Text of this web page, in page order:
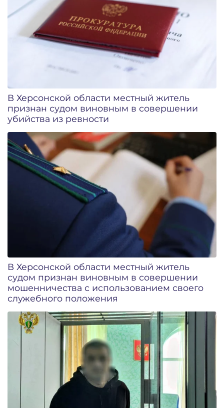
В Херсонской области местный житель
признан судом виновным в совершении
убийства из ревности
В Херсонской области местный житель
судом признан виновным в совершении
мошенничества с использованием своего
служебного положения